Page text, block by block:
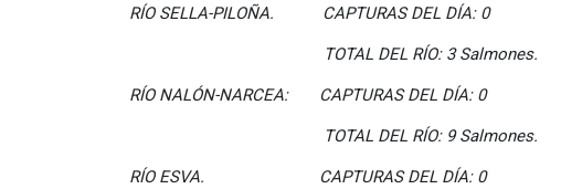
RÍO SELLA-PILOÑA. CAPTURAS DEL DÍA: 0
TOTAL DEL RÍO: 3 Salmones.
RÍO NALÓN-NARCEA: CAPTURAS DEL DÍA: 0
TOTAL DEL RÍO: 9 Salmones.
RÍO ESVA. CAPTURAS DEL DÍA: 0